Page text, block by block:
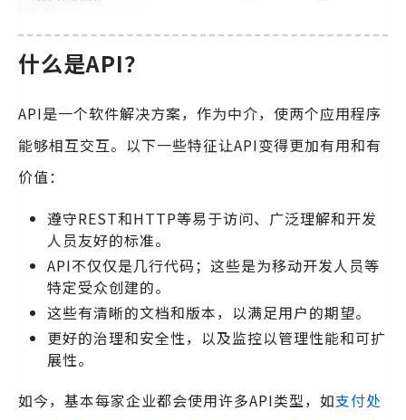
什么是API？
API是一个软件解决方案，作为中介，使两个应用程序
能够相互交互。以下一些特征让API变得更加有用和有
价值：
遵守REST和HTTP等易于访问、广泛理解和开发
人员友好的标准。
API不仅仅是几行代码；这些是为移动开发人员等
特定受众创建的。
这些有清晰的文档和版本，以满足用户的期望。
更好的治理和安全性，以及监控以管理性能和可扩
展性。
如今，基本每家企业都会使用许多API类型，如支付处